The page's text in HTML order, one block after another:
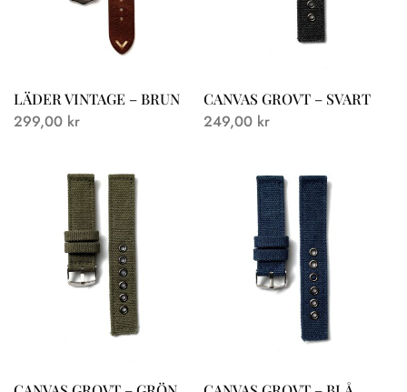
LÄDER VINTAGE – BRUN
299,00 kr
CANVAS GROVT – SVART
249,00 kr